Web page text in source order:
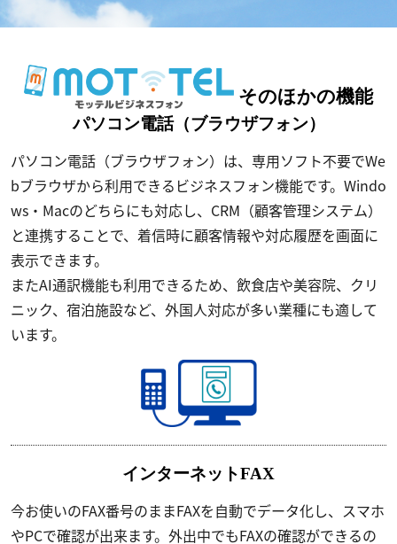
そのほかの機能
パソコン電話（ブラウザフォン）
パソコン電話（ブラウザフォン）は、専用ソフト不要でWe
bブラウザから利用できるビジネスフォン機能です。Windo
ws・Macのどちらにも対応し、CRM（顧客管理システム）
と連携することで、着信時に顧客情報や対応履歴を画面に
表示できます。
またAI通訳機能も利用できるため、飲食店や美容院、クリ
ニック、宿泊施設など、外国人対応が多い業種にも適して
います。
インターネットFAX
今お使いのFAX番号のままFAXを自動でデータ化し、スマホ
やPCで確認が出来ます。外出中でもFAXの確認ができるの